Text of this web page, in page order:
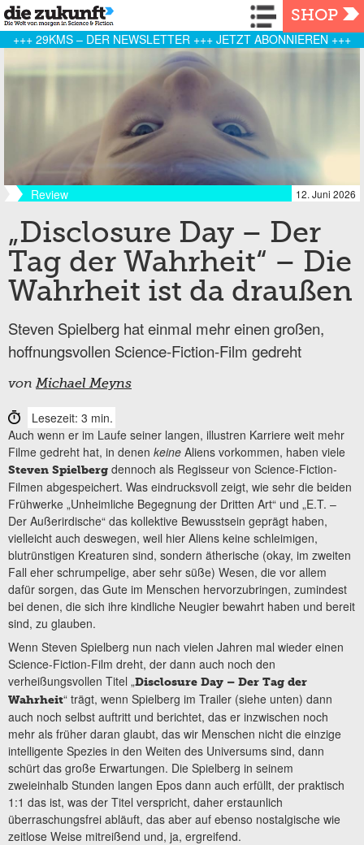
Navigation
SHOP
+++ 29KMS – DER NEWSLETTER +++ JETZT ABONNIEREN +++
Review 12. Juni 2026
„Disclosure Day – Der
Tag der Wahrheit“ – Die
Wahrheit ist da draußen
Steven Spielberg hat einmal mehr einen großen,
hoffnungsvollen Science-Fiction-Film gedreht
vonMichael Meyns
Lesezeit: 3 min.
Auch wenn er im Laufe seiner langen, illustren Karriere weit mehr
Filme gedreht hat, in denen keine Aliens vorkommen, haben viele
Steven Spielberg dennoch als Regisseur von Science-Fiction-
Filmen abgespeichert. Was eindrucksvoll zeigt, wie sehr die beiden
Frühwerke „Unheimliche Begegnung der Dritten Art“ und „E.T. –
Der Außerirdische“ das kollektive Bewusstsein geprägt haben,
vielleicht auch deswegen, weil hier Aliens keine schleimigen,
blutrünstigen Kreaturen sind, sondern ätherische (okay, im zweiten
Fall eher schrumpelige, aber sehr süße) Wesen, die vor allem
dafür sorgen, das Gute im Menschen hervorzubringen, zumindest
bei denen, die sich ihre kindliche Neugier bewahrt haben und bereit
sind, zu glauben.
Wenn Steven Spielberg nun nach vielen Jahren mal wieder einen
Science-Fiction-Film dreht, der dann auch noch den
verheißungsvollen Titel „Disclosure Day – Der Tag der
Wahrheit“ trägt, wenn Spielberg im Trailer (siehe unten) dann
auch noch selbst auftritt und berichtet, das er inzwischen noch
mehr als früher daran glaubt, das wir Menschen nicht die einzige
intelligente Spezies in den Weiten des Universums sind, dann
schürt das große Erwartungen. Die Spielberg in seinem
zweieinhalb Stunden langen Epos dann auch erfüllt, der praktisch
1:1 das ist, was der Titel verspricht, daher erstaunlich
überraschungsfrei abläuft, das aber auf ebenso nostalgische wie
zeitlose Weise mitreißend und, ja, ergreifend.